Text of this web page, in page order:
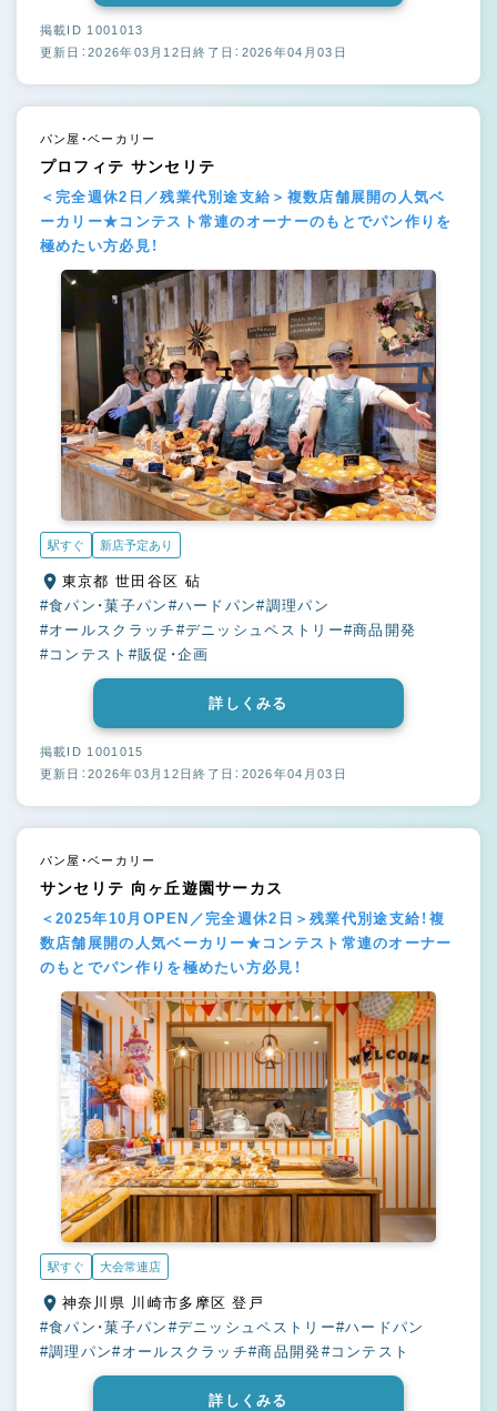
掲載ID 1001013
更新日：2026年03月12日終了日：2026年04月03日
パン屋・ベーカリー
プロフィテ サンセリテ
＜完全週休2日／残業代別途支給＞複数店舗展開の人気ベ
ーカリー★コンテスト常連のオーナーのもとでパン作りを
極めたい方必見！
駅すぐ 新店予定あり
東京都 世田谷区 砧
#食パン・菓子パン #ハードパン#調理パン
#オールスクラッチ #デニッシュペストリー#商品開発
#コンテスト #販促・企画
詳しくみる
掲載ID 1001015
更新日：2026年03月12日終了日：2026年04月03日
パン屋・ベーカリー
サンセリテ 向ヶ丘遊園サーカス
＜2025年10月OPEN／完全週休2日＞残業代別途支給！複
数店舗展開の人気ベーカリー★コンテスト常連のオーナー
のもとでパン作りを極めたい方必見！
駅すぐ 大会常連店
神奈川県 川崎市多摩区 登戸
#食パン・菓子パン #デニッシュペストリー#ハードパン
#調理パン#オールスクラッチ#商品開発#コンテスト
詳しくみる